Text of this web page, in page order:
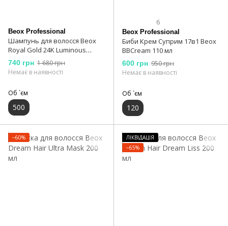
Beox Professional
Шампунь для волосся Beox
Royal Gold 24K Luminous
Shampoo 500 мл
740 грн 1 680 грн
Немає в наявності
Об `єм
500
6
Beox Professional
Биби Крем Суприм 17в1 Beox
BBCream 110 мл
600 грн 950 грн
Немає в наявності
Об `єм
120
−60%
ЛІКВІДАЦІЯ
−65%